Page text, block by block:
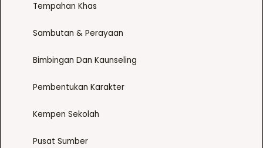
Tempahan Khas
Sambutan & Perayaan
Bimbingan Dan Kaunseling
Pembentukan Karakter
Kempen Sekolah
Pusat Sumber